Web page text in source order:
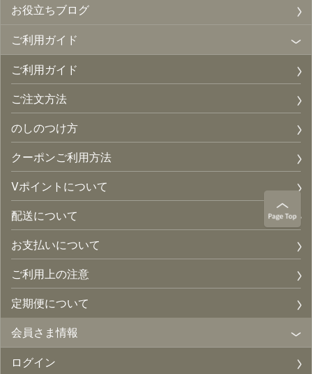
お役立ちブログ
ご利用ガイド
ご利用ガイド
ご注文方法
のしのつけ方
クーポンご利用方法
Vポイントについて
配送について
お支払いについて
ご利用上の注意
定期便について
会員さま情報
ログイン